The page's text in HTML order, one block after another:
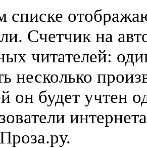
списке
Счетчик на
читателей:
несколько
он будет учтен